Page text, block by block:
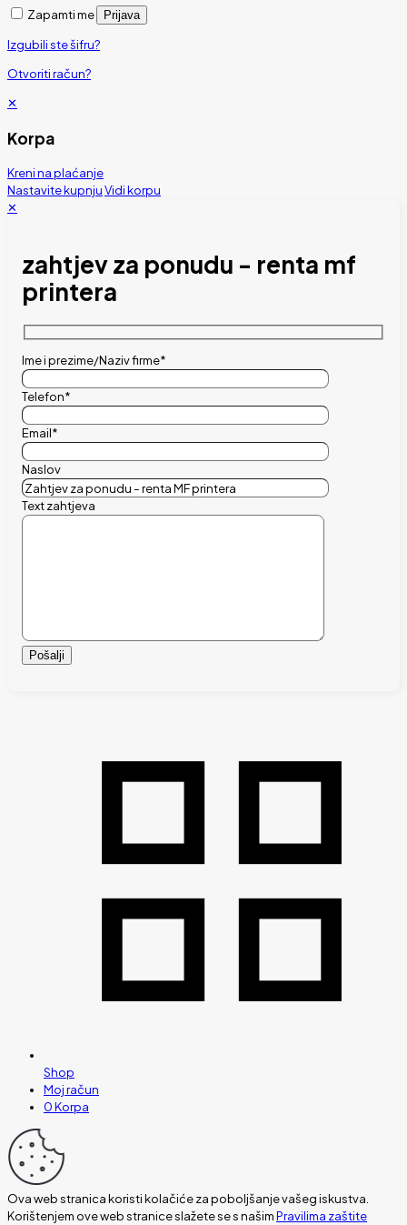
Zapamti me Prijava
Izgubili ste šifru?
Otvoriti račun?
✕
Korpa
Kreni na plaćanje
Nastavite kupnjuVidi korpu
✕
zahtjev za ponudu - renta mf
printera
Ime i prezime/Naziv firme*
Telefon*
Email*
Naslov
Text zahtjeva
Shop
Moj račun
0Korpa
Ova web stranica koristi kolačiće za poboljšanje vašeg iskustva.
Korištenjem ove web stranice slažete se s našimPravilima zaštite